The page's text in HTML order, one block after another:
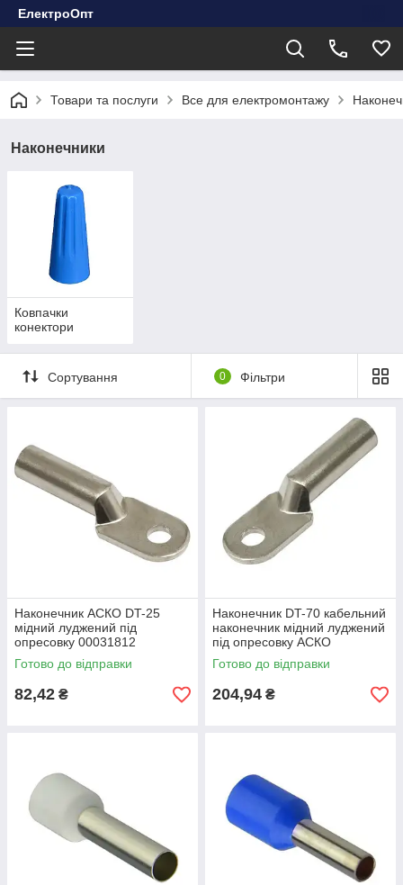
ЕлектроОпт
Товари та послуги Все для електромонтажу
Наконечники
Ковпачки
конектори
Сортування 0 Фільтри
Наконечник АСКО DT-25
мідний луджений під
опресовку 00031812
Готово до відправки
82,42 ₴
Наконечник DT-70 кабельний
наконечник мідний луджений
під опресовку АСКО
00001170 АСКО
Готово до відправки
204,94 ₴